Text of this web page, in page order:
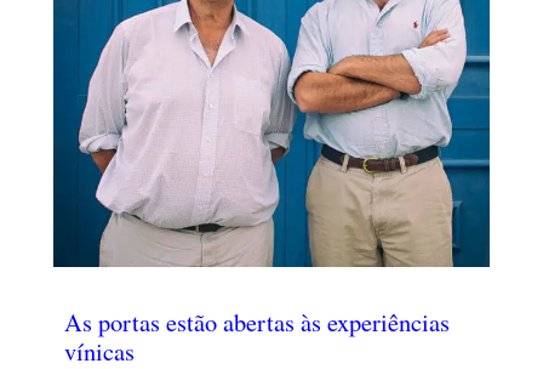
As portas estão abertas às experiências
vínicas